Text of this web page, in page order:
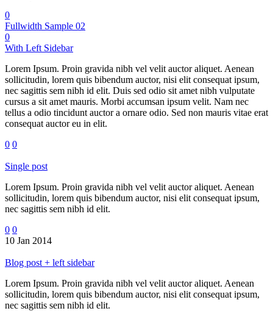
0
Fullwidth Sample 02
0
With Left Sidebar
Lorem Ipsum. Proin gravida nibh vel velit auctor aliquet. Aenean
sollicitudin, lorem quis bibendum auctor, nisi elit consequat ipsum,
nec sagittis sem nibh id elit. Duis sed odio sit amet nibh vulputate
cursus a sit amet mauris. Morbi accumsan ipsum velit. Nam nec
tellus a odio tincidunt auctor a ornare odio. Sed non mauris vitae erat
consequat auctor eu in elit.
0 0
Single post
Lorem Ipsum. Proin gravida nibh vel velit auctor aliquet. Aenean
sollicitudin, lorem quis bibendum auctor, nisi elit consequat ipsum,
nec sagittis sem nibh id elit.
0 0
10 Jan 2014
Blog post + left sidebar
Lorem Ipsum. Proin gravida nibh vel velit auctor aliquet. Aenean
sollicitudin, lorem quis bibendum auctor, nisi elit consequat ipsum,
nec sagittis sem nibh id elit.